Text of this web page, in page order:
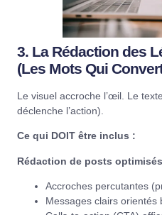
3. La Rédaction des
(Les Mots Qui
Le visuel accroche l’œil. Le
déclenche l’action).
Ce qui DOIT être inclus :
Rédaction de posts optimisés
Accroches percutantes
Messages clairs orientés